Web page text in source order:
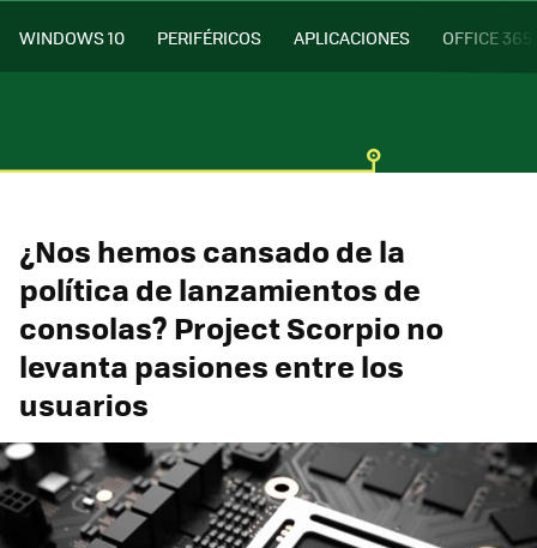
WINDOWS 10 PERIFÉRICOS APLICACIONES OFFICE 365
¿Nos hemos cansado de la
política de lanzamientos de
consolas? Project Scorpio no
levanta pasiones entre los
usuarios